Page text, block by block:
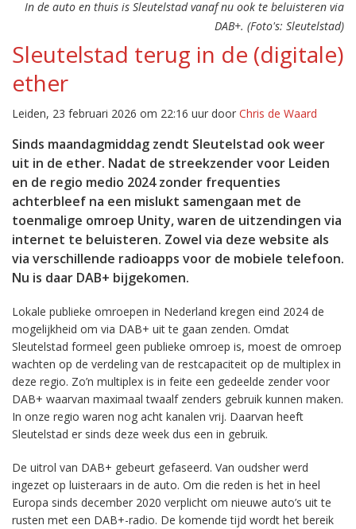
In de auto en thuis is Sleutelstad vanaf nu ook te beluisteren via
DAB+. (Foto's: Sleutelstad)
Sleutelstad terug in de (digitale)
ether
Leiden, 23 februari 2026 om 22:16 uur door Chris de Waard
Sinds maandagmiddag zendt Sleutelstad ook weer
uit in de ether. Nadat de streekzender voor Leiden
en de regio medio 2024 zonder frequenties
achterbleef na een mislukt samengaan met de
toenmalige omroep Unity, waren de uitzendingen via
internet te beluisteren. Zowel via deze website als
via verschillende radioapps voor de mobiele telefoon.
Nu is daar DAB+ bijgekomen.
Lokale publieke omroepen in Nederland kregen eind 2024 de
mogelijkheid om via DAB+ uit te gaan zenden. Omdat
Sleutelstad formeel geen publieke omroep is, moest de omroep
wachten op de verdeling van de restcapaciteit op de multiplex in
deze regio. Zo’n multiplex is in feite een gedeelde zender voor
DAB+ waarvan maximaal twaalf zenders gebruik kunnen maken.
In onze regio waren nog acht kanalen vrij. Daarvan heeft
Sleutelstad er sinds deze week dus een in gebruik.
De uitrol van DAB+ gebeurt gefaseerd. Van oudsher werd
ingezet op luisteraars in de auto. Om die reden is het in heel
Europa sinds december 2020 verplicht om nieuwe auto’s uit te
rusten met een DAB+-radio. De komende tijd wordt het bereik